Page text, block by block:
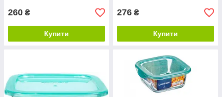
260 ₴
Купити
276 ₴
Купити